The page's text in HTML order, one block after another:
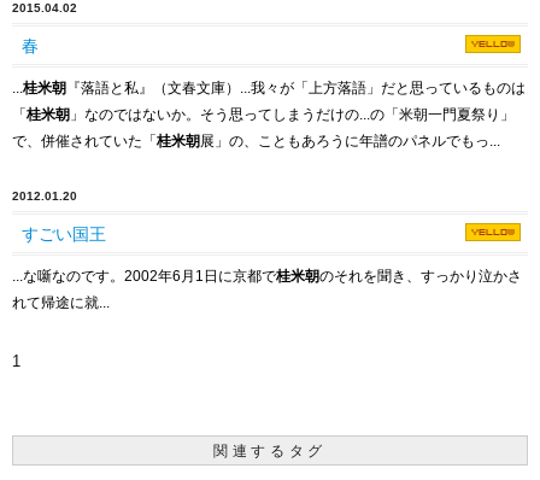
2015.04.02
春
桂米朝 『落語と私』（文春文庫）...我々が「上方落語」だと思っているものは
「桂米朝 」なのではないか。そう思ってしまうだけの...の「米朝一門夏祭り」
で、併催されていた「桂米朝展」の、こともあろうに年譜のパネルでもっ...
2012.01.20
すごい国王
...な噺なのです。2002年6月1日に京都で桂米朝のそれを聞き、すっかり泣かさ
れて帰途に就...
1
関連するタグ